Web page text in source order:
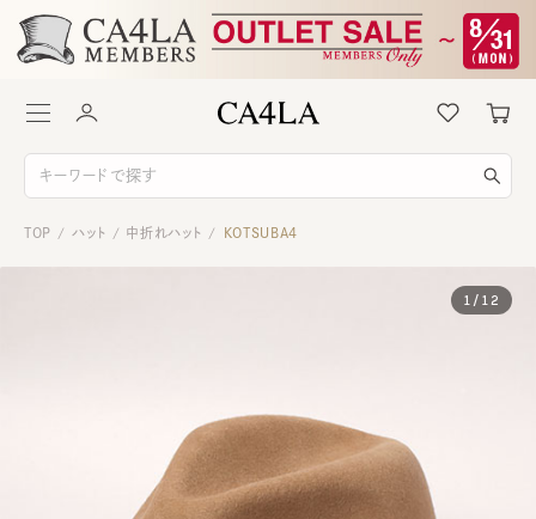
TOP / ハット / 中折れハット / KOTSUBA4
1 / 12